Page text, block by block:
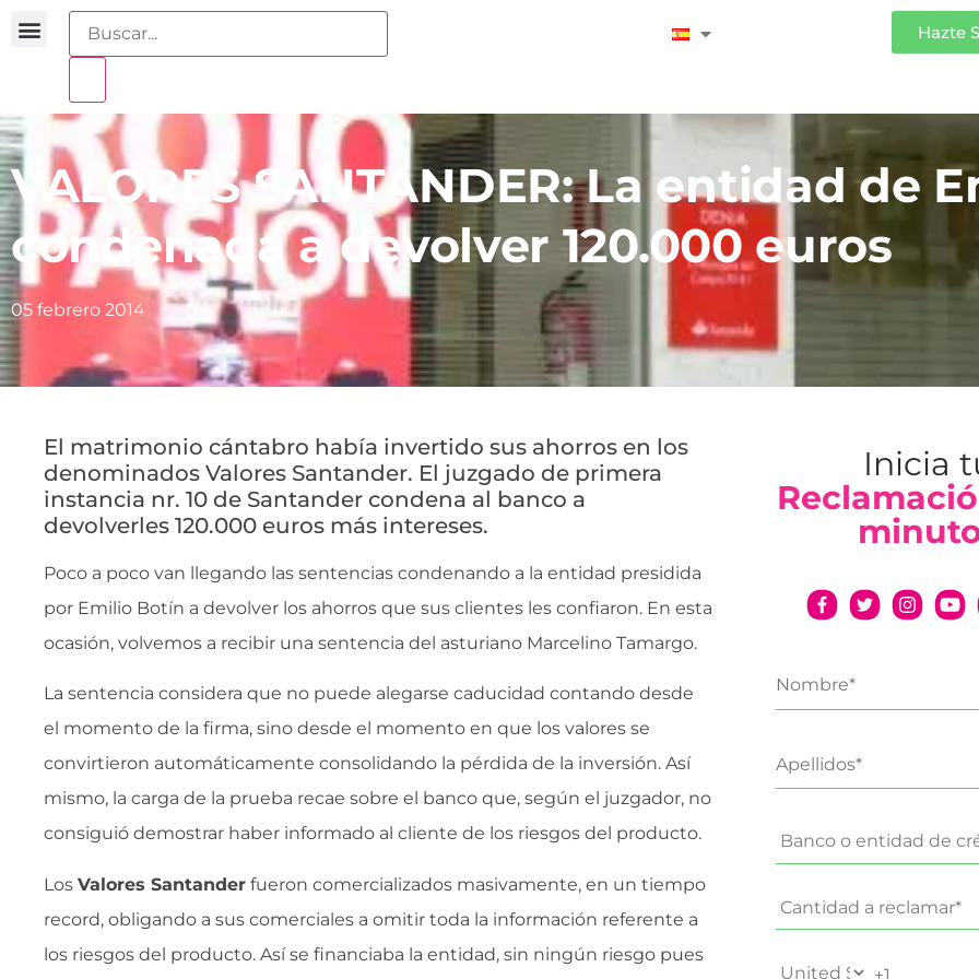
Hazte
VALORES SANTANDER: La entidad de
condenada a devolver 120.000 euros
05 febrero 2014
El matrimonio cántabro había invertido sus ahorros en los
denominados Valores Santander. El juzgado de primera
instancia nr. 10 de Santander condena al banco a
devolverles 120.000 euros más intereses.
Poco a poco van llegando las sentencias condenando a la entidad presidida
por Emilio Botín a devolver los ahorros que sus clientes les confiaron. En esta
ocasión, volvemos a recibir una sentencia del asturiano Marcelino Tamargo.
La sentencia considera que no puede alegarse caducidad contando desde
el momento de la firma, sino desde el momento en que los valores se
convirtieron automáticamente consolidando la pérdida de la inversión. Así
mismo, la carga de la prueba recae sobre el banco que, según el juzgador, no
consiguió demostrar haber informado al cliente de los riesgos del producto.
Los Valores Santander fueron comercializados masivamente, en un tiempo
record, obligando a sus comerciales a omitir toda la información referente a
los riesgos del producto. Así se financiaba la entidad, sin ningún riesgo pues
Inicia